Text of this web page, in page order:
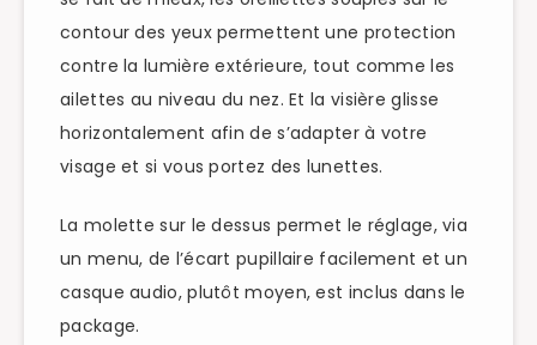
contour des yeux permettent une protection
contre la lumière extérieure, tout comme les
ailettes au niveau du nez. Et la visière glisse
horizontalement afin de s’adapter à votre
visage et si vous portez des lunettes.
La molette sur le dessus permet le réglage, via
un menu, de l’écart pupillaire facilement et un
casque audio, plutôt moyen, est inclus dans le
package.